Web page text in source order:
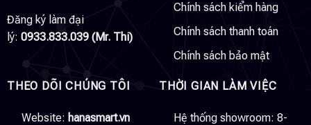
Đăng ký làm đại
lý: 0933.833.039 (Mr. Thi)
Chính sách kiểm hàng
Chính sách thanh toán
Chính sách bảo mật
THEO DÕI CHÚNG TÔI
Website: hanasmart.vn
THỜI GIAN LÀM VIỆC
Hệ thống showroom: 8-